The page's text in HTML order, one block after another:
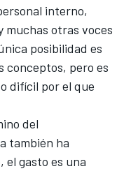
interno,
muchas otras voces
posibilidad es
conceptos, pero es
difícil por el que
del
también ha
el gasto es una